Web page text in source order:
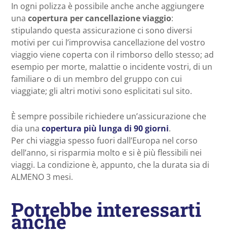
In ogni polizza è possibile anche anche aggiungere
una copertura per cancellazione viaggio:
stipulando questa assicurazione ci sono diversi
motivi per cui l’improvvisa cancellazione del vostro
viaggio viene coperta con il rimborso dello stesso; ad
esempio per morte, malattie o incidente vostri, di un
familiare o di un membro del gruppo con cui
viaggiate; gli altri motivi sono esplicitati sul sito.
È sempre possibile richiedere un’assicurazione che
dia una copertura più lunga di 90 giorni.
Per chi viaggia spesso fuori dall’Europa nel corso
dell’anno, si risparmia molto e si è più flessibili nei
viaggi. La condizione è, appunto, che la durata sia di
ALMENO 3 mesi.
Potrebbe interessarti
anche